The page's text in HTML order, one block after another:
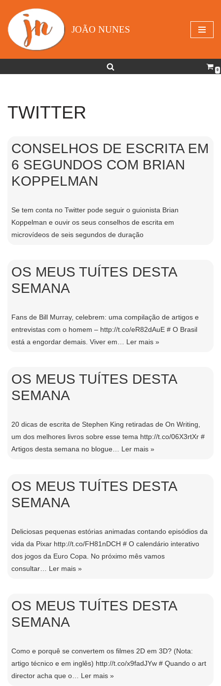
Avançar
para
JOÃO NUNES
0
TWITTER
CONSELHOS DE ESCRITA EM
6 SEGUNDOS COM BRIAN
KOPPELMAN
Se tem conta no Twitter pode seguir o guionista Brian
Koppelman e ouvir os seus conselhos de escrita em
microvídeos de seis segundos de duração
OS MEUS TUÍTES DESTA
SEMANA
Fans de Bill Murray, celebrem: uma compilação de artigos e
entrevistas com o homem – http://t.co/eR82dAuE # O Brasil
está a engordar demais. Viver em… Ler mais »
OS MEUS TUÍTES DESTA
SEMANA
20 dicas de escrita de Stephen King retiradas de On Writing,
um dos melhores livros sobre esse tema http://t.co/06X3rtXr #
Artigos desta semana no blogue… Ler mais »
OS MEUS TUÍTES DESTA
SEMANA
Deliciosas pequenas estórias animadas contando episódios da
vida da Pixar http://t.co/FH81nDCH # O calendário interativo
dos jogos da Euro Copa. No próximo mês vamos
consultar… Ler mais »
OS MEUS TUÍTES DESTA
SEMANA
Como e porquê se convertem os filmes 2D em 3D? (Nota:
artigo técnico e em inglês) http://t.co/x9fadJYw # Quando o art
director acha que o… Ler mais »